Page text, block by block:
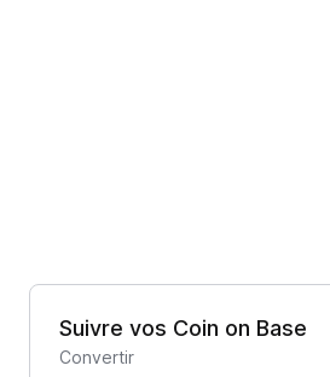
Suivre vos Coin on Base
Convertir